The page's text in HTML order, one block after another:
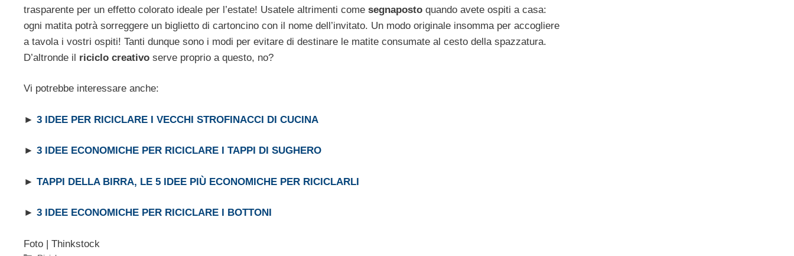
trasparente per un effetto colorato ideale per l’estate! Usatele altrimenti come segnaposto quando avete ospiti a casa:
ogni matita potrà sorreggere un biglietto di cartoncino con il nome dell’invitato. Un modo originale insomma per accogliere
a tavola i vostri ospiti! Tanti dunque sono i modi per evitare di destinare le matite consumate al cesto della spazzatura.
D’altronde il riciclo creativo serve proprio a questo, no?
Vi potrebbe interessare anche:
► 3 IDEE PER RICICLARE I VECCHI STROFINACCI DI CUCINA
► 3 IDEE ECONOMICHE PER RICICLARE I TAPPI DI SUGHERO
► TAPPI DELLA BIRRA, LE 5 IDEE PIÙ ECONOMICHE PER RICICLARLI
► 3 IDEE ECONOMICHE PER RICICLARE I BOTTONI
Foto | Thinkstock